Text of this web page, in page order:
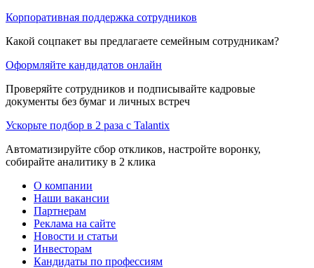
Корпоративная поддержка сотрудников
Какой соцпакет вы предлагаете семейным сотрудникам?
Оформляйте кандидатов онлайн
Проверяйте сотрудников и подписывайте кадровые
документы без бумаг и личных встреч
Ускорьте подбор в 2 раза с Talantix
Автоматизируйте сбор откликов, настройте воронку,
собирайте аналитику в 2 клика
О компании
Наши вакансии
Партнерам
Реклама на сайте
Новости и статьи
Инвесторам
Кандидаты по профессиям